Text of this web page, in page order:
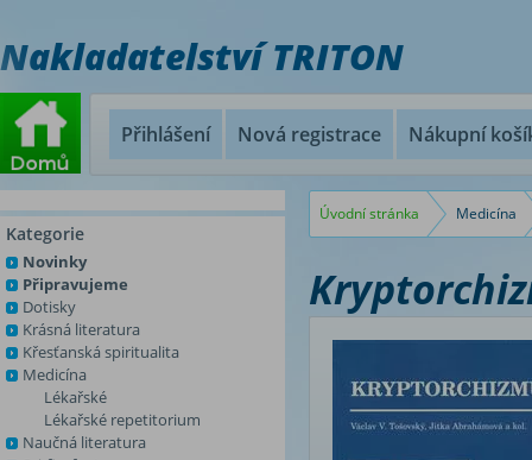
Nakladatelství TRITON
Přihlášení Nová registrace Nákupní
Kategorie
Novinky
Připravujeme
Dotisky
Krásná literatura
Křesťanská spiritualita
Medicína
Lékařské
Lékařské repetitorium
Naučná literatura
Úvodní stránka Medicína